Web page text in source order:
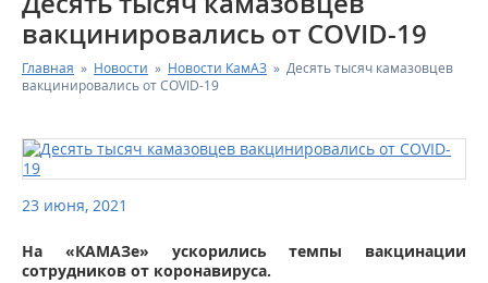
КАТАЛОГ АВТОТЕХНИКИ
ЗАПАСНЫЕ ЧАСТИ
РЕМОНТ ДВИГАТЕЛЕЙ КАМАЗ
ФИНАНСОВЫЙ СЕРВИС
вакцинировались от COVID-19
Главная » Новости » Новости КамАЗ » Десять тысяч камазовцев
вакцинировались от COVID-19
23 июня, 2021
На «КАМАЗе» ускорились темпы вакцинации
сотрудников от коронавируса.